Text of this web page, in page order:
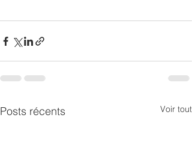
Posts récents Voir tout